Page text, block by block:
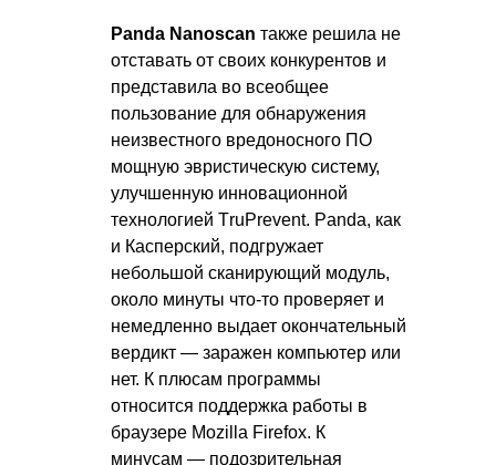
Panda Nanoscan также решила не
отставать от своих конкурентов и
представила во всеобщее
пользование для обнаружения
неизвестного вредоносного ПО
мощную эвристическую систему,
улучшенную инновационной
технологией ТruPrevent. Panda, как
и Касперский, подгружает
небольшой сканирующий модуль,
около минуты что-то проверяет и
немедленно выдает окончательный
вердикт — заражен компьютер или
нет. К плюсам программы
относится поддержка работы в
браузере Mozilla Firefox. К
минусам — подозрительная